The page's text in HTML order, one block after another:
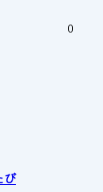
0
び